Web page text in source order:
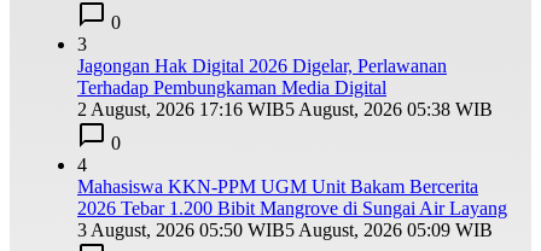
0
3
Jagongan Hak Digital 2026 Digelar, Perlawanan
Terhadap Pembungkaman Media Digital
2 August, 2026 17:16 WIB5 August, 2026 05:38 WIB
0
4
Mahasiswa KKN-PPM UGM Unit Bakam Bercerita
2026 Tebar 1.200 Bibit Mangrove di Sungai Air Layang
3 August, 2026 05:50 WIB5 August, 2026 05:09 WIB